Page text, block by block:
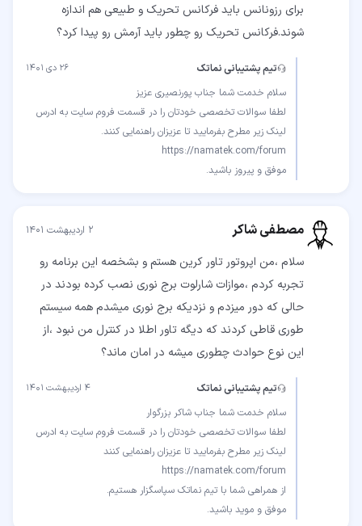
برای رزونانس باید فرکانس تحریک و طبیعی هم اندازه
شوند.فرکانس تحریک رو چطور باید آرمش رو پیدا کرد؟
تیم پشتیبانی نماتک ۲۶ دی ۱۴۰۱
لطفا سوالات تخصصی خودتان را در قسمت فروم سایت به ادرس
موفق و پیروز باشید.
مصطفی شاکر ۲ اردیبهشت ۱۴۰۱
سلام ،من اپروتور تاور کرین هستم و بشخصه این برنامه رو
تجربه کردم ،موازات شارلوت برج نوری نصب کرده بودند در
حالی که دور میزدم و نزدیکه برج نوری میشدم همه سیستم
طوری قاطی کردند که دیگه تاور اطلا در کنترل من نبود ،از
این نوع حوادث چطوری میشه در امان ماند؟
تیم پشتیبانی نماتک ۴ اردیبهشت ۱۴۰۱
لطفا سوالات تخصصی خودتان را در قسمت فروم سایت به ادرس
موفق و موید باشید.